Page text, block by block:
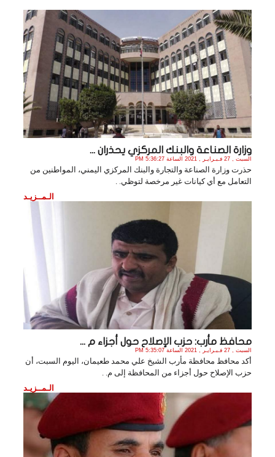
وزارة الصناعة والبنك المركزي يحذران ...
السبت , 27 فـبـرايـر , 2021 الساعة 5:36:27 PM
حذرت وزارة الصناعة والتجارة والبنك المركزي اليمني، المواطنين من
التعامل مع أي كيانات غير مرخصة لتوظي. .
الـمــزيـد
محافظ مأرب: حزب الإصلاح حول أجزاء م ...
السبت , 27 فـبـرايـر , 2021 الساعة 5:35:07 PM
أكد محافظ محافظة مأرب الشيخ علي محمد طعيمان، اليوم السبت، أن
حزب الإصلاح حول أجزاء من المحافظة إلى م. .
الـمــزيـد